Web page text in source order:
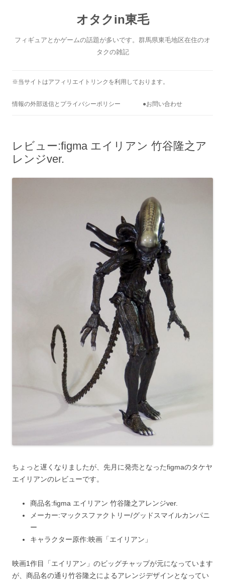
へ
ス
オタクin東毛
フィギュアとかゲームの話題が多いです。群馬県東毛地区在住のオ
タクの雑記
※当サイトはアフィリエイトリンクを利用しております。
情報の外部送信とプライバシーポリシー ●お問い合わせ
レビュー:figma エイリアン 竹谷隆之ア
レンジver.
ちょっと遅くなりましたが、先月に発売となったfigmaのタケヤ
エイリアンのレビューです。
商品名:figma エイリアン 竹谷隆之アレンジver.
メーカー:マックスファクトリー/グッドスマイルカンパニ
ー
キャラクター原作:映画「エイリアン」
映画1作目「エイリアン」のビッグチャップが元になっています
が、商品名の通り竹谷隆之によるアレンジデザインとなってい